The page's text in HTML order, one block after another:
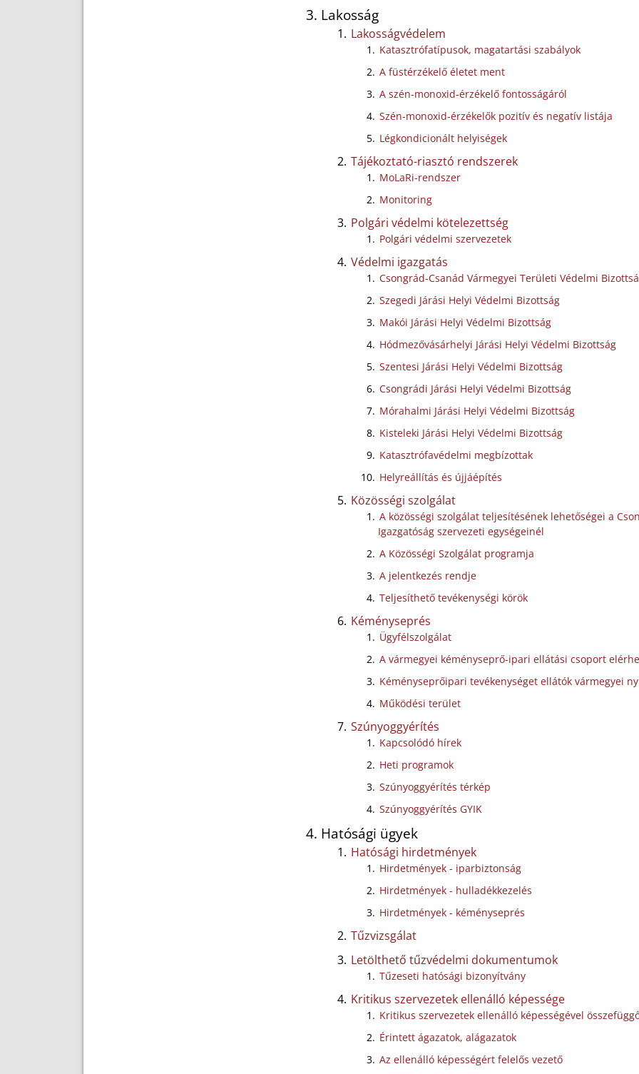
Lakosság
Lakosságvédelem
Katasztrófatípusok, magatartási szabályok
A füstérzékelő életet ment
A szén-monoxid-érzékelő fontosságáról
Szén-monoxid-érzékelők pozitív és negatív listája
Légkondicionált helyiségek
Tájékoztató-riasztó rendszerek
MoLaRi-rendszer
Monitoring
Polgári védelmi kötelezettség
Polgári védelmi szervezetek
Védelmi igazgatás
Csongrád-Csanád Vármegyei Területi Védelmi
Szegedi Járási Helyi Védelmi Bizottság
Makói Járási Helyi Védelmi Bizottság
Hódmezővásárhelyi Járási Helyi Védelmi Bizottság
Szentesi Járási Helyi Védelmi Bizottság
Csongrádi Járási Helyi Védelmi Bizottság
Mórahalmi Járási Helyi Védelmi Bizottság
Kisteleki Járási Helyi Védelmi Bizottság
Katasztrófavédelmi megbízottak
Helyreállítás és újjáépítés
Közösségi szolgálat
A közösségi szolgálat teljesítésének lehetőségei a
Igazgatóság szervezeti egységeinél
A Közösségi Szolgálat programja
A jelentkezés rendje
Teljesíthető tevékenységi körök
Kéményseprés
Ügyfélszolgálat
A vármegyei kéményseprő-ipari ellátási csoport
Kéményseprőipari tevékenységet ellátók vármegyei
Működési terület
Szúnyoggyérítés
Kapcsolódó hírek
Heti programok
Szúnyoggyérítés térkép
Szúnyoggyérítés GYIK
Hatósági ügyek
Hatósági hirdetmények
Hirdetmények - iparbiztonság
Hirdetmények - hulladékkezelés
Hirdetmények - kéményseprés
Tűzvizsgálat
Letölthető tűzvédelmi dokumentumok
Tűzeseti hatósági bizonyítvány
Kritikus szervezetek ellenálló képessége
Kritikus szervezetek ellenálló képességével
Érintett ágazatok, alágazatok
Az ellenálló képességért felelős vezető